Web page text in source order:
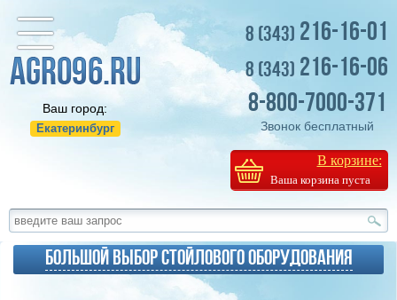
Ваш город:
Екатеринбург
8 (343) 216-16-01
8 (343) 216-16-06
8-800-7000-371
Звонок бесплатный
В корзине:
Ваша корзина пуста
Большой выбор стойлового оборудования